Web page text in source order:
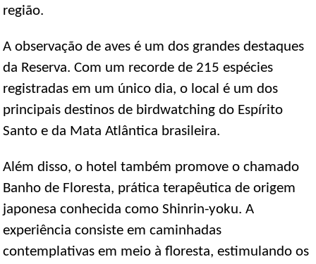
região.
A observação de aves é um dos grandes destaques
da Reserva. Com um recorde de 215 espécies
registradas em um único dia, o local é um dos
principais destinos de birdwatching do Espírito
Santo e da Mata Atlântica brasileira.
Além disso, o hotel também promove o chamado
Banho de Floresta, prática terapêutica de origem
japonesa conhecida como Shinrin-yoku. A
experiência consiste em caminhadas
contemplativas em meio à floresta, estimulando os